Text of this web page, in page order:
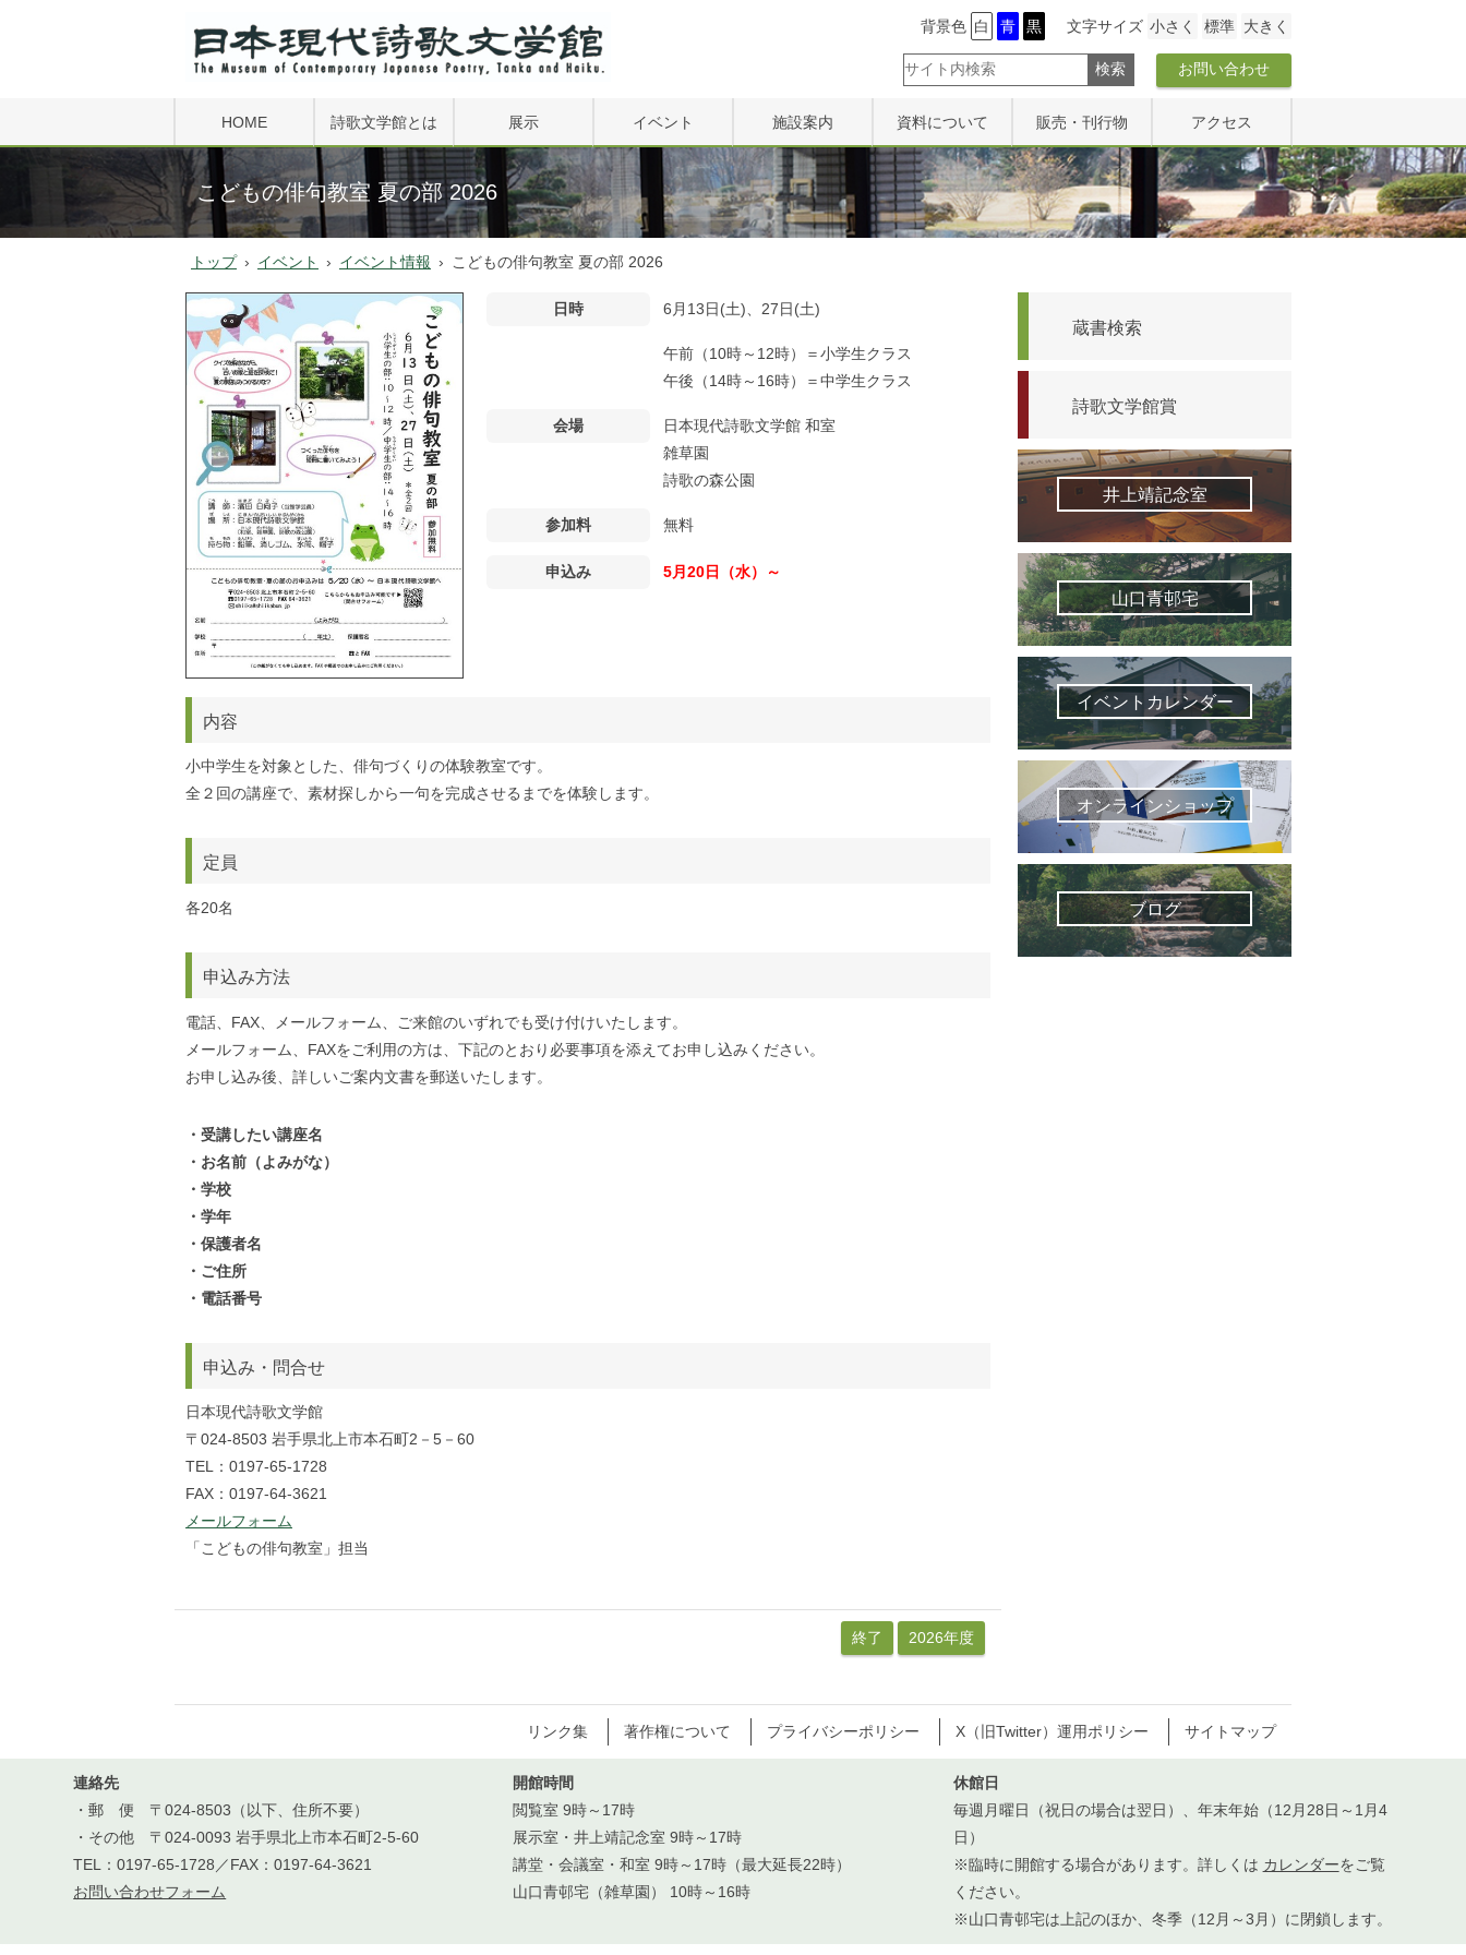
文字サイズ 小さく 標準 大きく
背景色 白 青 黒
お問い合わせ
HOME 詩歌文学館とは
FAQ
文学館小史
文学館振興会
詩歌の森公園
展示
展示内容
井上靖記念室
山口青邨宅
過去の展示一覧
イベント
イベント情報
作品募集情報
過去の講座
過去の集い
過去のシンポジウム
施設案内
施設案内
設備利用案内
資料について
寄贈
利用
販売・刊行物
販売物一覧
研究紀要
アクセス
アクセス
文学碑マップ
こどもの俳句教室 夏の部 2026
トップ › イベント › イベント情報 › こどもの俳句教室 夏の部 2026
日時 6月13日(土)、27日(土)
午前（10時～12時）＝小学生クラス
午後（14時～16時）＝中学生クラス
会場
日本現代詩歌文学館 和室
雑草園
詩歌の森公園
参加料 無料
申込み 5月20日（水）～
内容
小中学生を対象とした、俳句づくりの体験教室です。
全２回の講座で、素材探しから一句を完成させるまでを体験します。
定員
各20名
申込み方法
電話、FAX、メールフォーム、ご来館のいずれでも受け付けいたします。
メールフォーム、FAXをご利用の方は、下記のとおり必要事項を添えてお申し込みください。
お申し込み後、詳しいご案内文書を郵送いたします。
・受講したい講座名
・お名前（よみがな）
・学校
・学年
・保護者名
・ご住所
・電話番号
申込み・問合せ
日本現代詩歌文学館
〒024-8503 岩手県北上市本石町2－5－60
TEL：0197-65-1728
FAX：0197-64-3621
メールフォーム
「こどもの俳句教室」担当
終了 2026年度
蔵書検索
詩歌文学館賞
井上靖記念室
山口青邨宅
イベントカレンダー
オンラインショップ
ブログ
リンク集 著作権について プライバシーポリシー X（旧Twitter）運用ポリシー サイトマップ
連絡先
・郵 便 〒024-8503（以下、住所不要）
・その他 〒024-0093 岩手県北上市本石町2-5-60
TEL：0197-65-1728／FAX：0197-64-3621
お問い合わせフォーム
開館時間
閲覧室 9時～17時
展示室・井上靖記念室 9時～17時
講堂・会議室・和室 9時～17時（最大延長22時）
山口青邨宅（雑草園） 10時～16時
休館日
毎週月曜日（祝日の場合は翌日）、年末年始（12月28日～1月4
日）
※臨時に開館する場合があります。詳しくは カレンダーをご覧
ください。
※山口青邨宅は上記のほか、冬季（12月～3月）に閉鎖します。